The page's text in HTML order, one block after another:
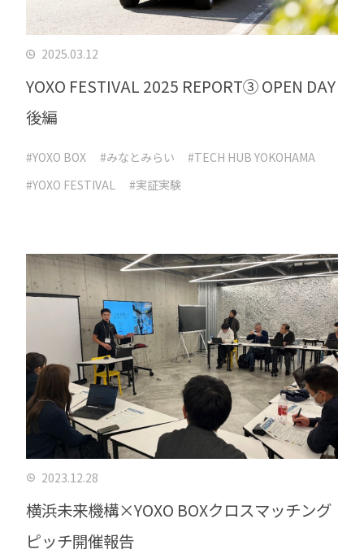
2025.03.12
YOXO FESTIVAL 2025 REPORT③ OPEN DAY
後編
#YOXO BOX #みなとみらい
#TECH HUB YOKOHAMA
#YOXO FESTIVAL
#実証実験
2023.12.28
横浜未来機構×YOXO BOXクロスマッチング
ピッチ開催報告